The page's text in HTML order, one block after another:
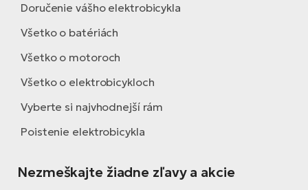
Doručenie vášho elektrobicykla
Všetko o batériách
Všetko o motoroch
Všetko o elektrobicykloch
Vyberte si najvhodnejší rám
Poistenie elektrobicykla
Nezmeškajte žiadne zľavy a akcie